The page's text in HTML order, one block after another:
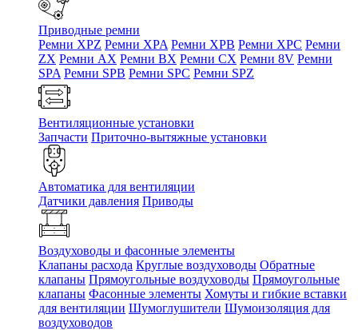
Приводные ремни
Ремни XPZ Ремни XPA Ремни XPB Ремни XPC Ремни
ZX Ремни AX Ремни BX Ремни CX Ремни 8V Ремни
SPA Ремни SPB Ремни SPC Ремни SPZ
Вентиляционные установки
Запчасти Приточно-вытяжные установки
Автоматика для вентиляции
Датчики давления Приводы
Воздуховоды и фасонные элементы
Клапаны расхода Круглые воздуховоды Обратные
клапаны Прямоугольные воздуховоды Прямоугольные
клапаны Фасонные элементы Хомуты и гибкие вставки
для вентиляции Шумоглушители Шумоизоляция для
воздуховодов